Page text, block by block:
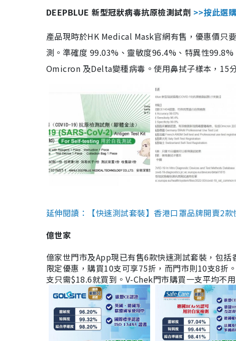
DEEPBLUE 新型冠狀病毒抗原檢測試劑 >>按此選
產品現時於HK Medical Mask官網有售，優惠價只
測。準確度 99.03%、靈敏度96.4%、特異性
Omicron 及Delta變種病毒。使用鼻拭子樣本，15
延伸閱讀：【快速測試套裝】香港口罩品牌開賣2
億世家
億家世門市及App現已有售6款快速測試套裝，包
限定優惠，購買10支可享75折，而門市則10支8
支只需$18.6就買到。V-Chek門市購買一支平均不